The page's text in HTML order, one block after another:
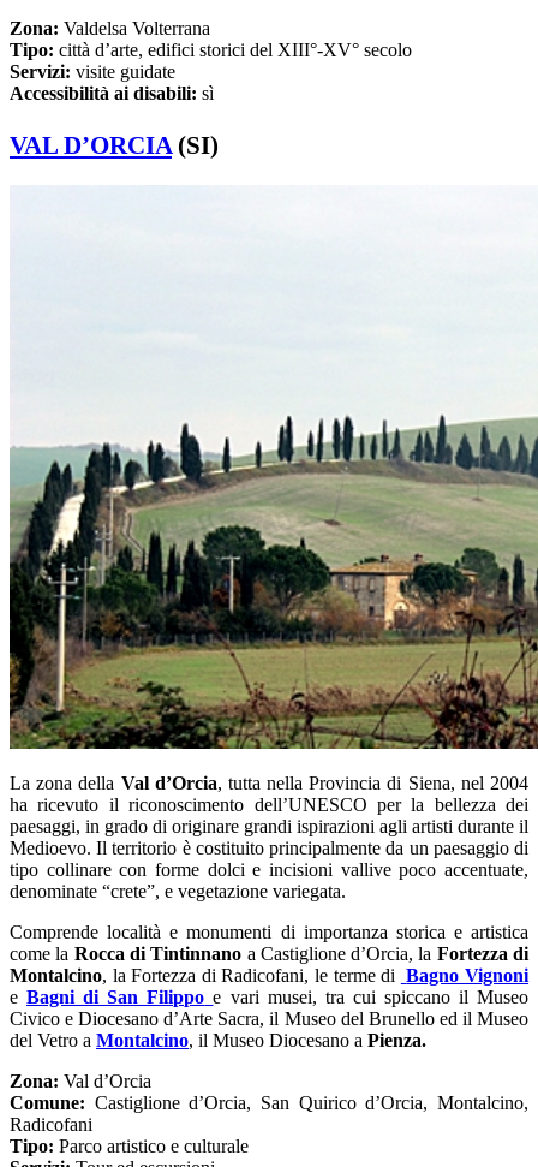
Zona: Valdelsa Volterrana
Tipo: città d’arte, edifici storici del XIII°-XV° secolo
Servizi: visite guidate
Accessibilità ai disabili: sì
VAL D’ORCIA (SI)
La zona della Val d’Orcia, tutta nella Provincia di Siena, nel 2004
ha ricevuto il riconoscimento dell’UNESCO per la bellezza dei
paesaggi, in grado di originare grandi ispirazioni agli artisti durante il
Medioevo. Il territorio è costituito principalmente da un paesaggio di
tipo collinare con forme dolci e incisioni vallive poco accentuate,
denominate “crete”, e vegetazione variegata.
Comprende località e monumenti di importanza storica e artistica
come la Rocca di Tintinnano a Castiglione d’Orcia, la Fortezza di
Montalcino, la Fortezza di Radicofani, le terme di
Bagno Vignoni
eBagni di San Filippo e vari musei, tra cui spiccano il Museo
Civico e Diocesano d’Arte Sacra, il Museo del Brunello ed il Museo
del Vetro a Montalcino, il Museo Diocesano a Pienza.
Zona: Val d’Orcia
Comune: Castiglione d’Orcia, San Quirico d’Orcia, Montalcino,
Radicofani
Tipo: Parco artistico e culturale